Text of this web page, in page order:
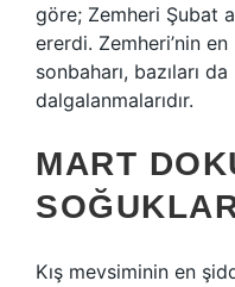
göre; Zemheri Şubat
ererdi. Zemheri’nin
sonbaharı, bazıları da
dalgalanmalarıdır.
MART
Kış mevsiminin en